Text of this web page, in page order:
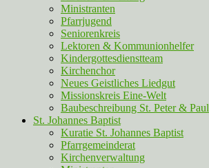
Ministranten
Pfarrjugend
Seniorenkreis
Lektoren & Kommunionhelfer
Kindergottesdienstteam
Kirchenchor
Neues Geistliches Liedgut
Missionskreis Eine-Welt
Baubeschreibung St. Peter & Paul
St. Johannes Baptist
Kuratie St. Johannes Baptist
Pfarrgemeinderat
Kirchenverwaltung